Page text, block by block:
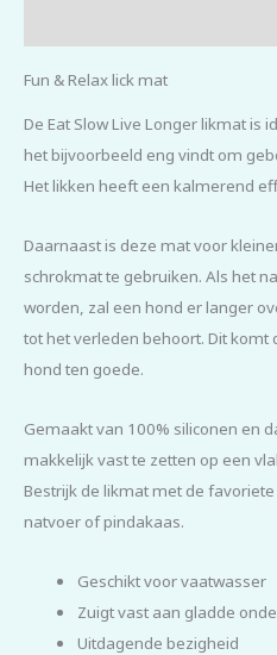
Fun & Relax lick mat
De Eat Slow Live Longer likmat is
het bijvoorbeeld eng vindt om
Het likken heeft een kalmerend
Daarnaast is deze mat voor
schrokmat te gebruiken. Als het
worden, zal een hond er langer
tot het verleden behoort. Dit komt
hond ten goede.
Gemaakt van 100% siliconen en
makkelijk vast te zetten op een
Bestrijk de likmat met de
natvoer of pindakaas.
Geschikt voor vaatwasser
Zuigt vast aan gladde
Uitdagende bezigheid